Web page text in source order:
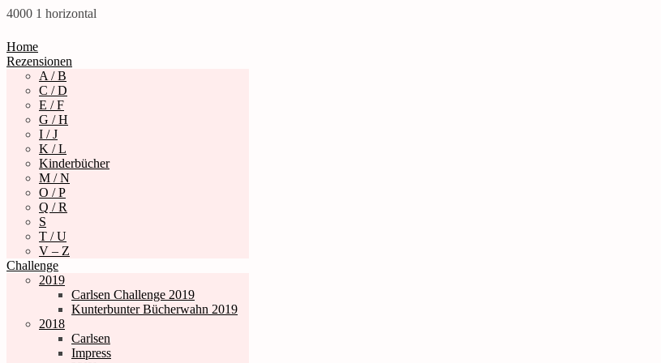
4000 1 horizontal
Home
Rezensionen
A / B
C / D
E / F
G / H
I / J
K / L
Kinderbücher
M / N
O / P
Q / R
S
T / U
V – Z
Challenge
2019
Carlsen Challenge 2019
Kunterbunter Bücherwahn 2019
2018
Carlsen
Impress